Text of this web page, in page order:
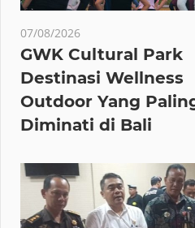
07/08/2026
GWK Cultural Park
Destinasi Wellness
Outdoor Yang
Diminati di Bali